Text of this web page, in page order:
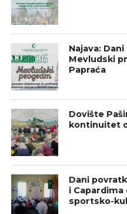
Najava:
Mevludski
Papraća
Dovište
kontinuitet
Dani
i
sportsko-